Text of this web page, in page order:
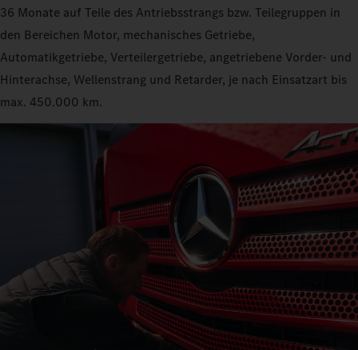
36 Monate auf Teile des Antriebsstrangs bzw. Teilegruppen in
den Bereichen Motor, mechanisches Getriebe,
Automatikgetriebe, Verteilergetriebe, angetriebene Vorder- und
Hinterachse, Wellenstrang und Retarder, je nach Einsatzart bis
max. 450.000 km.